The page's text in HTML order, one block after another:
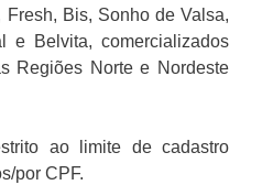
Fresh, Bis, Sonho de Valsa,
e Belvita, comercializados
Regiões Norte e Nordeste
ao limite de cadastro
por CPF.